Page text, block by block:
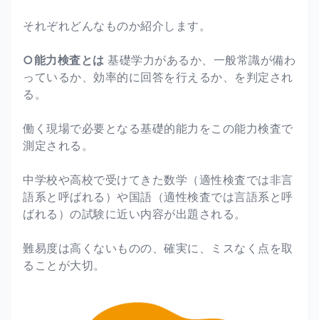
それぞれどんなものか紹介します。
○能力検査とは 基礎学力があるか、一般常識が備わ
っているか、効率的に回答を行えるか、を判定され
る。
働く現場で必要となる基礎的能力をこの能力検査で
測定される。
中学校や高校で受けてきた数学（適性検査では非言
語系と呼ばれる）や国語（適性検査では言語系と呼
ばれる）の試験に近い内容が出題される。
難易度は高くないものの、確実に、ミスなく点を取
ることが大切。